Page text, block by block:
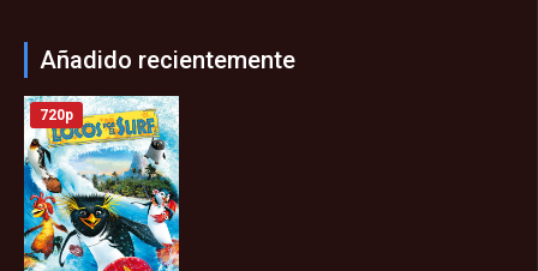
Añadido recientemente
720p